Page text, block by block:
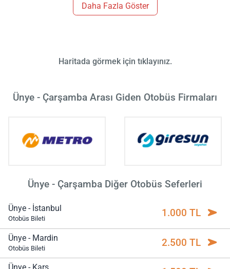
Daha Fazla Göster
Haritada görmek için tıklayınız.
Ünye - Çarşamba Arası Giden Otobüs Firmaları
Ünye - Çarşamba Diğer Otobüs Seferleri
Ünye - İstanbul
Otobüs Bileti 1.000 TL
Ünye - Mardin
Otobüs Bileti 2.500 TL